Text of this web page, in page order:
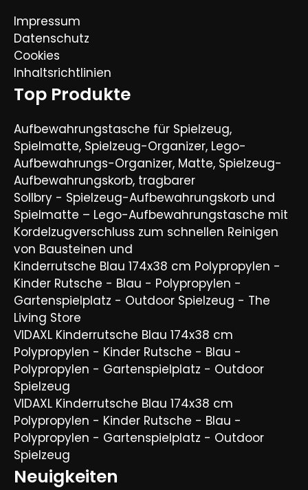
Impressum
Datenschutz
Cookies
Inhaltsrichtlinien
Top Produkte
Aufbewahrungstasche für Spielzeug,
Spielmatte, Spielzeug-Organizer, Lego-
Aufbewahrungs-Organizer, Matte, Spielzeug-
Aufbewahrungskorb, tragbarer
Sollbry - Spielzeug-Aufbewahrungskorb und
Spielmatte – Lego-Aufbewahrungstasche mit
Kordelzugverschluss zum schnellen Reinigen
von Bausteinen und
Kinderrutsche Blau 174x38 cm Polypropylen -
Kinder Rutsche - Blau - Polypropylen -
Gartenspielplatz - Outdoor Spielzeug - The
Living Store
VIDAXL Kinderrutsche Blau 174x38 cm
Polypropylen - Kinder Rutsche - Blau -
Polypropylen - Gartenspielplatz - Outdoor
Spielzeug
VIDAXL Kinderrutsche Blau 174x38 cm
Polypropylen - Kinder Rutsche - Blau -
Polypropylen - Gartenspielplatz - Outdoor
Spielzeug
Neuigkeiten